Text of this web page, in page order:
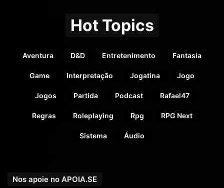
Hot Topics
Aventura D&D Entretenimento Fantasia
Game Interpretação Jogatina Jogo
Jogos Partida Podcast Rafael47
Regras Roleplaying Rpg RPG Next
Sistema Áudio
Nos apoie no APOIA.SE